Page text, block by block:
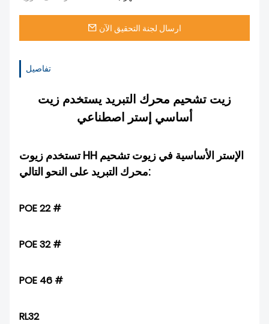
ارسال لجنة التحقيق الآن
تفاصيل
زيت تشحيم محرك التبريد يستخدم زيت
أساسي إستر اصطناعي
تستخدم زيوت HH الإستر الأساسية في زيوت تشحيم
محرك التبريد على النحو التالي:
POE 22 #
POE 32 #
POE 46 #
RL32